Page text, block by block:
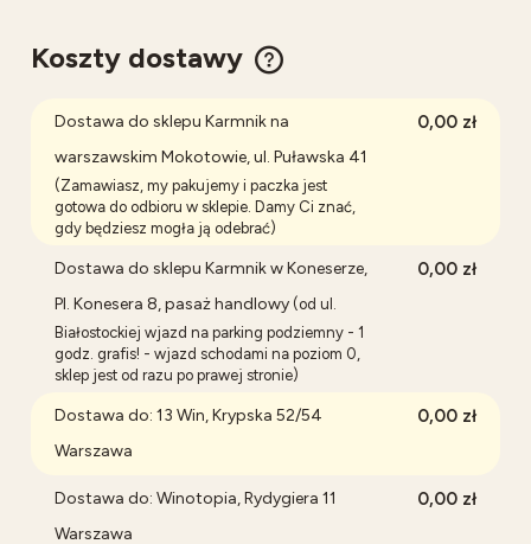
Koszty dostawy
Cena nie zawiera ewentualnych kosztów płatności
Dostawa do sklepu Karmnik na
warszawskim Mokotowie, ul. Puławska 41
(Zamawiasz, my pakujemy i paczka jest
gotowa do odbioru w sklepie. Damy Ci znać,
gdy będziesz mogła ją odebrać)
0,00 zł
Dostawa do sklepu Karmnik w Koneserze,
Pl. Konesera 8, pasaż handlowy (od ul.
Białostockiej wjazd na parking podziemny - 1
godz. grafis! - wjazd schodami na poziom 0,
sklep jest od razu po prawej stronie)
0,00 zł
Dostawa do: 13 Win, Krypska 52/54
Warszawa
0,00 zł
Dostawa do: Winotopia, Rydygiera 11
Warszawa
0,00 zł